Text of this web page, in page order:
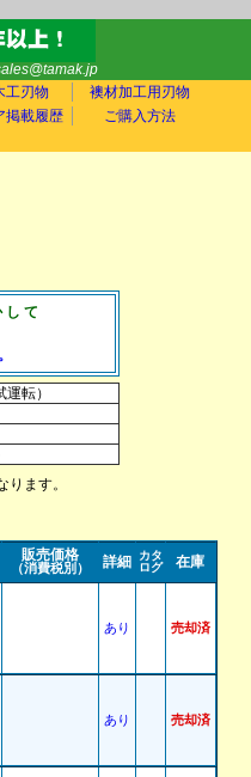
工刃物
襖材加工用刃物
掲載履歴
ご購入方法
て
転）
ます。
販売価格
（消費税別） 詳細
カタ
ログ
在庫
あり 売却済
あり 売却済